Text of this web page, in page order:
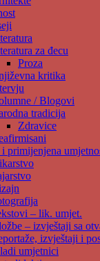
za đecu
Proza
kritika
/ Blogovi
tradicija
Zdravice
primijenjena
– lik. umjet.
– izvještaji sa
izvještaji i
umjetnici